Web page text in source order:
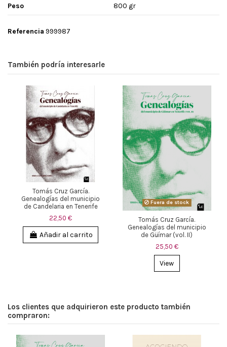
Peso 800 gr
Referencia 999987
También podría interesarle
Tomás Cruz García.
Genealogías del municipio
de Candelaria en Tenerife
22,50 €
Añadir al carrito
Fuera de stock
Tomás Cruz García.
Genealogías del municipio
de Güímar (vol. II)
25,50 €
View
Los clientes que adquirieron este producto también
compraron: